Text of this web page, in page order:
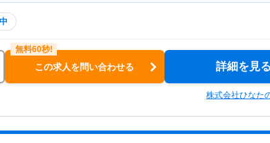
この求人を問い合わせる 詳細を見る
株式会社ひなた